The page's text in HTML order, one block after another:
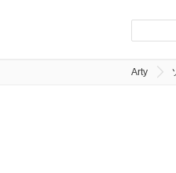
Arty